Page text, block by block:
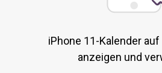
iPhone 11-Kalender
anzeigen und